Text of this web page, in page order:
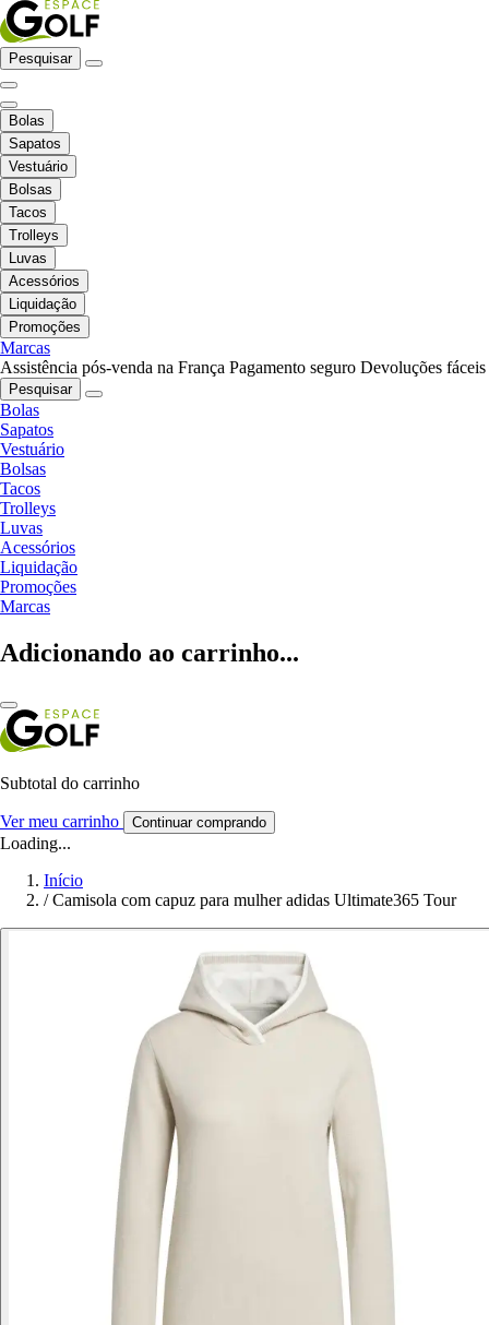
Pesquisar
Bolas
Sapatos
Vestuário
Bolsas
Tacos
Trolleys
Luvas
Acessórios
Liquidação
Promoções
Marcas
Assistência pós-venda na França Pagamento seguro Devoluções fáceis
Pesquisar
Bolas
Sapatos
Vestuário
Bolsas
Tacos
Trolleys
Luvas
Acessórios
Liquidação
Promoções
Marcas
Adicionando ao carrinho...
Subtotal do carrinho
Ver meu carrinho Continuar comprando
Loading...
Início
/ Camisola com capuz para mulher adidas Ultimate365 Tour